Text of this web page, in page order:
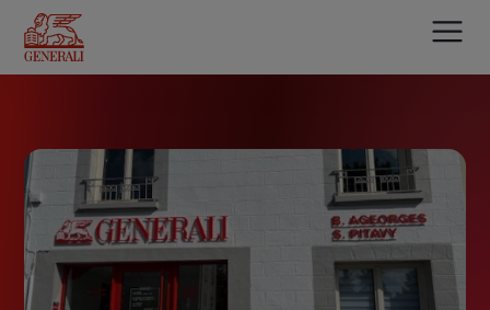
contenu
principal